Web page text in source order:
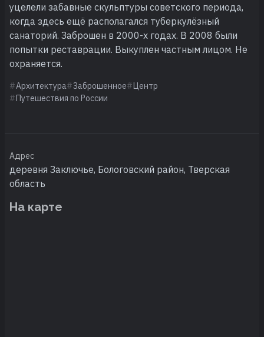
уцелели забавные скульптуры советского периода,
когда здесь ещё располагался туберкулёзный
санаторий. Заброшен в 2000-х годах. В 2008 были
попытки реставрации. Выкуплен частным лицом. Не
охраняется.
Архитектура Заброшенное
Центр
Путешествия по России
Адрес
деревня Заключье, Бологовский район, Тверская
область
На карте